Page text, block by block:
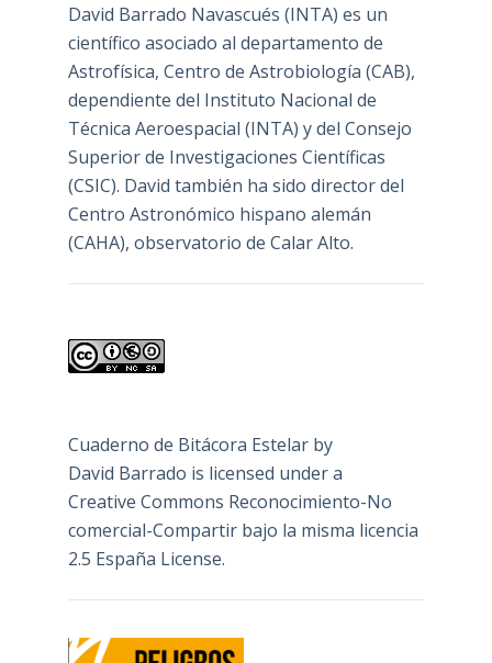
David Barrado Navascués (INTA) es un
científico asociado al departamento de
Astrofísica, Centro de Astrobiología (CAB),
dependiente del Instituto Nacional de
Técnica Aeroespacial (INTA) y del Consejo
Superior de Investigaciones Científicas
(CSIC). David también ha sido director del
Centro Astronómico hispano alemán
(CAHA), observatorio de Calar Alto.
Cuaderno de Bitácora Estelarby
David Barrado is licensed under a
Creative Commons Reconocimiento-No
comercial-Compartir bajo la misma licencia
2.5 España License.